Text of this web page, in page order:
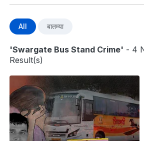
All बातम्या
'Swargate Bus Stand Crime' - 4
Result(s)